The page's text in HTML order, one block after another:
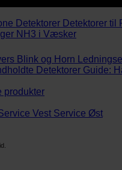
Detektorer Detektorer til
NH3 i Væsker
Blink og Horn
Detektorer Guide:
produkter
Vest Service Øst